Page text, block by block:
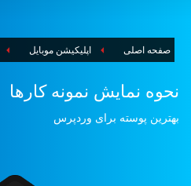
صفحه اصلی اپلیکیشن موبایل
نحوه نمایش نمونه کارها
بهترین پوسته برای وردپرس